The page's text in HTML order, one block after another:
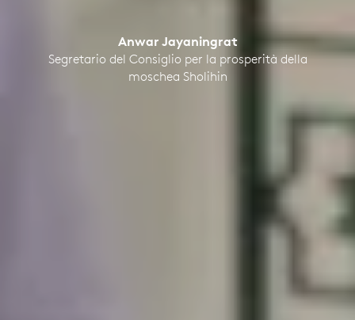
Anwar Jayaningrat
Segretario del Consiglio per la prosperità della
moschea Sholihin